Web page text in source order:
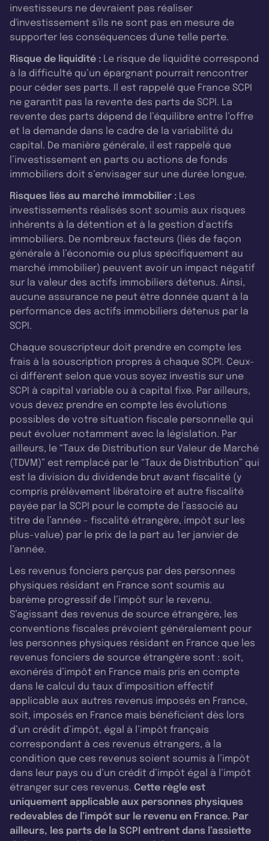
investisseurs ne devraient pas réaliser
d'investissement s'ils ne sont pas en mesure de
supporter les conséquences d'une telle perte.
Risque de liquidité : Le risque de liquidité correspond
à la difficulté qu’un épargnant pourrait rencontrer
pour céder ses parts. Il est rappelé que France SCPI
ne garantit pas la revente des parts de SCPI. La
revente des parts dépend de l’équilibre entre l’offre
et la demande dans le cadre de la variabilité du
capital. De manière générale, il est rappelé que
l’investissement en parts ou actions de fonds
immobiliers doit s’envisager sur une durée longue.
Risques liés au marché immobilier : Les
investissements réalisés sont soumis aux risques
inhérents à la détention et à la gestion d’actifs
immobiliers. De nombreux facteurs (liés de façon
générale à l’économie ou plus spécifiquement au
marché immobilier) peuvent avoir un impact négatif
sur la valeur des actifs immobiliers détenus. Ainsi,
aucune assurance ne peut être donnée quant à la
performance des actifs immobiliers détenus par la
SCPI.
Chaque souscripteur doit prendre en compte les
frais à la souscription propres à chaque SCPI. Ceux-
ci diffèrent selon que vous soyez investis sur une
SCPI à capital variable ou à capital fixe. Par ailleurs,
vous devez prendre en compte les évolutions
possibles de votre situation fiscale personnelle qui
peut évoluer notamment avec la législation. Par
ailleurs, le “Taux de Distribution sur Valeur de Marché
(TDVM)” est remplacé par le “Taux de Distribution” qui
est la division du dividende brut avant fiscalité (y
compris prélèvement libératoire et autre fiscalité
payée par la SCPI pour le compte de l’associé au
titre de l’année - fiscalité étrangère, impôt sur les
plus-value) par le prix de la part au 1er janvier de
l’année.
Les revenus fonciers perçus par des personnes
physiques résidant en France sont soumis au
barème progressif de l’impôt sur le revenu.
S’agissant des revenus de source étrangère, les
conventions fiscales prévoient généralement pour
les personnes physiques résidant en France que les
revenus fonciers de source étrangère sont : soit,
exonérés d’impôt en France mais pris en compte
dans le calcul du taux d’imposition effectif
applicable aux autres revenus imposés en France,
soit, imposés en France mais bénéficient dès lors
d’un crédit d’impôt, égal à l’impôt français
correspondant à ces revenus étrangers, à la
condition que ces revenus soient soumis à l’impôt
dans leur pays ou d’un crédit d’impôt égal à l’impôt
étranger sur ces revenus. Cette règle est
uniquement applicable aux personnes physiques
redevables de l’impôt sur le revenu en France. Par
ailleurs, les parts de la SCPI entrent dans l’assiette